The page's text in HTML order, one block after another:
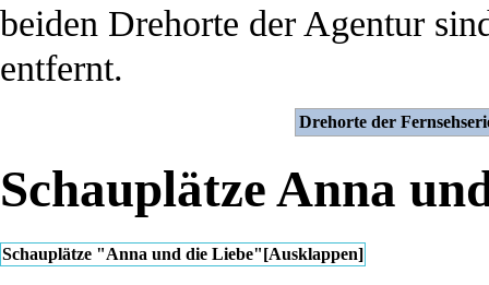
beiden Drehorte der Agentur
entfernt.
Drehorte der
Schauplätze Anna
[Ausklappen]
Schauplätze "Anna und die Liebe"